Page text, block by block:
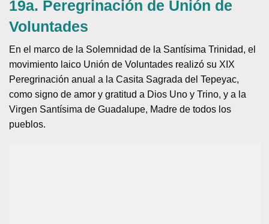
19a. Peregrinación de Unión de
Voluntades
En el marco de la Solemnidad de la Santísima Trinidad, el
movimiento laico Unión de Voluntades realizó su XIX
Peregrinación anual a la Casita Sagrada del Tepeyac,
como signo de amor y gratitud a Dios Uno y Trino, y a la
Virgen Santísima de Guadalupe, Madre de todos los
pueblos.